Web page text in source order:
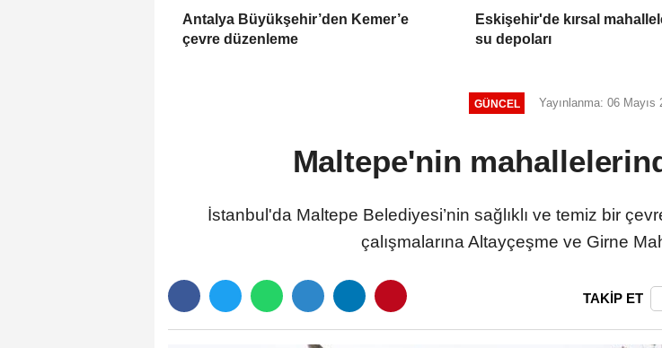
Antalya Büyükşehir’den Kemer’e
çevre düzenleme
Eskişehir'de kırsal
su depoları
GÜNCEL Yayınlanma: 06 Mayıs
Maltepe'nin
İstanbul'da Maltepe Belediyesi’nin sağlıklı ve temiz bir
çalışmalarına Altayçeşme ve Girne
TAKİP ET